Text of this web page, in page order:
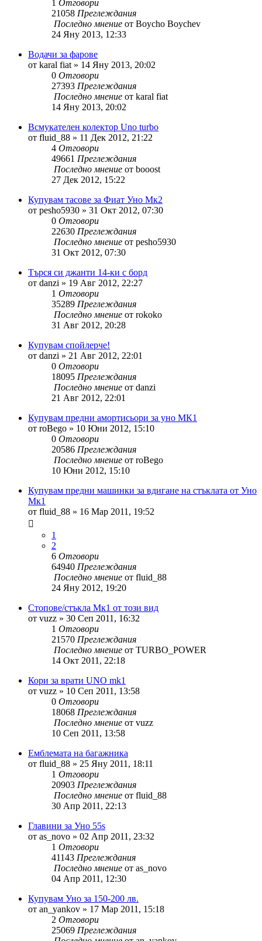
1 Отговори
21058 Преглеждания
Последно мнение от Boycho Boychev
24 Яну 2013, 12:33
Водачи за фарове
от karal fiat » 14 Яну 2013, 20:02
0 Отговори
27393 Преглеждания
Последно мнение от karal fiat
14 Яну 2013, 20:02
Всмукателен колектор Uno turbo
от fluid_88 » 11 Дек 2012, 21:22
4 Отговори
49661 Преглеждания
Последно мнение от booost
27 Дек 2012, 15:22
Купувам тасове за Фиат Уно Мк2
от pesho5930 » 31 Окт 2012, 07:30
0 Отговори
22630 Преглеждания
Последно мнение от pesho5930
31 Окт 2012, 07:30
Търся си джанти 14-ки с борд
от danzi » 19 Авг 2012, 22:27
1 Отговори
35289 Преглеждания
Последно мнение от rokoko
31 Авг 2012, 20:28
Купувам спойлерче!
от danzi » 21 Авг 2012, 22:01
0 Отговори
18095 Преглеждания
Последно мнение от danzi
21 Авг 2012, 22:01
Купувам предни амортисьори за уно МК1
от roBego » 10 Юни 2012, 15:10
0 Отговори
20586 Преглеждания
Последно мнение от roBego
10 Юни 2012, 15:10
Купувам предни машинки за вдигане на стъклата от Уно
Мк1
от fluid_88 » 16 Мар 2011, 19:52
1
2
6 Отговори
64940 Преглеждания
Последно мнение от fluid_88
24 Яну 2012, 19:20
Стопове/стъкла Мк1 от този вид
от vuzz » 30 Сеп 2011, 16:32
1 Отговори
21570 Преглеждания
Последно мнение от TURBO_POWER
14 Окт 2011, 22:18
Кори за врати UNO mk1
от vuzz » 10 Сеп 2011, 13:58
0 Отговори
18068 Преглеждания
Последно мнение от vuzz
10 Сеп 2011, 13:58
Емблемата на багажника
от fluid_88 » 25 Яну 2011, 18:11
1 Отговори
20903 Преглеждания
Последно мнение от fluid_88
30 Апр 2011, 22:13
Главини за Уно 55s
от as_novo » 02 Апр 2011, 23:32
1 Отговори
41143 Преглеждания
Последно мнение от as_novo
04 Апр 2011, 12:30
Купувам Уно за 150-200 лв.
от an_yankov » 17 Мар 2011, 15:18
2 Отговори
25069 Преглеждания